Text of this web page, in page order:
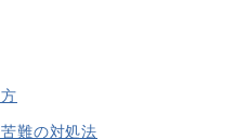
難の対処法